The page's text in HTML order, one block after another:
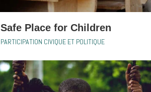
Safe Place for Children
PARTICIPATION CIVIQUE ET POLITIQUE